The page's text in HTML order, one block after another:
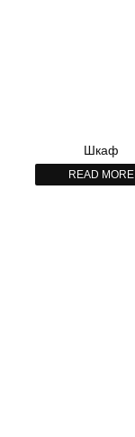
Шкаф
READ MORE